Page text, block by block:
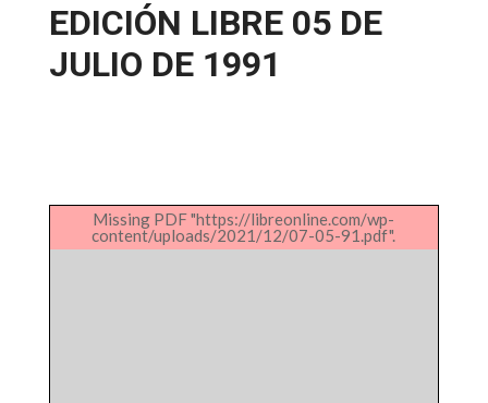
EDICIÓN LIBRE 05 DE
JULIO DE 1991
Missing PDF "https://libreonline.com/wp-
content/uploads/2021/12/07-05-91.pdf".